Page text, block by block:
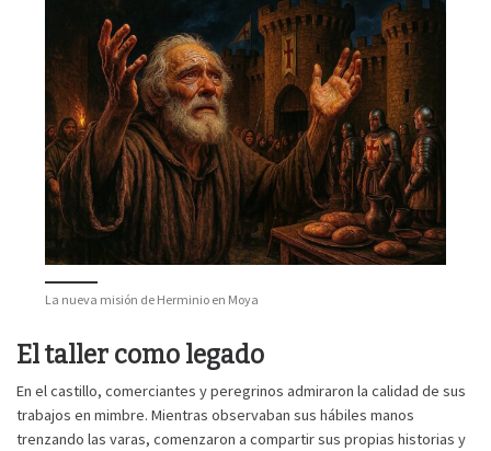
La nueva misión de Herminio en Moya
El taller como legado
En el castillo, comerciantes y peregrinos admiraron la calidad de sus
trabajos en mimbre. Mientras observaban sus hábiles manos
trenzando las varas, comenzaron a compartir sus propias historias y